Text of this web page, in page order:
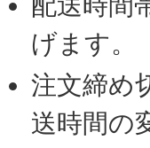
げます。
注文締め
送時間の